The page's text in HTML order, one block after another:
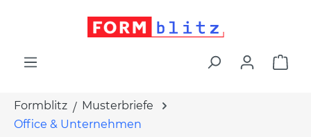
Formblitz
Musterbriefe
Office & Unternehmen